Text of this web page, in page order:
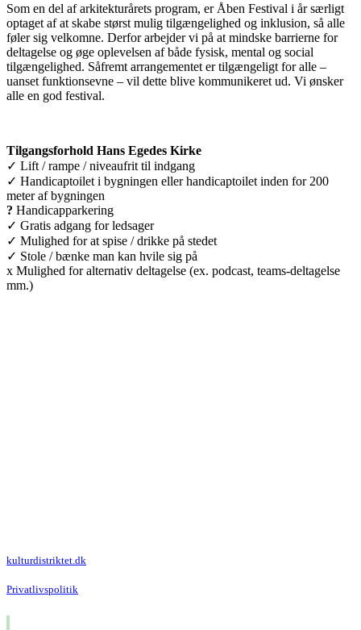
Som en del af arkitekturårets program, er Åben Festival i år særligt
optaget af at skabe størst mulig tilgængelighed og inklusion, så alle
føler sig velkomne. Derfor arbejder vi på at mindske barrierne for
deltagelse og øge oplevelsen af både fysisk, mental og social
tilgængelighed. Såfremt arrangementet er tilgængeligt for alle –
uanset funktionsevne – vil dette blive kommunikeret ud. Vi ønsker
alle en god festival.
Tilgangsforhold Hans Egedes Kirke
✓ Lift / rampe / niveaufrit til indgang
✓ Handicaptoilet i bygningen eller handicaptoilet inden for 200
meter af bygningen
? Handicapparkering
✓ Gratis adgang for ledsager
✓ Mulighed for at spise / drikke på stedet
✓ Stole / bænke man kan hvile sig på
x Mulighed for alternativ deltagelse (ex. podcast, teams-deltagelse
mm.)
kulturdistriktet.dk
Privatlivspolitik